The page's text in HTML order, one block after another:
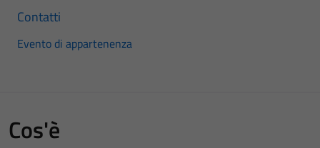
Contatti
Evento di appartenenza
Cos'è